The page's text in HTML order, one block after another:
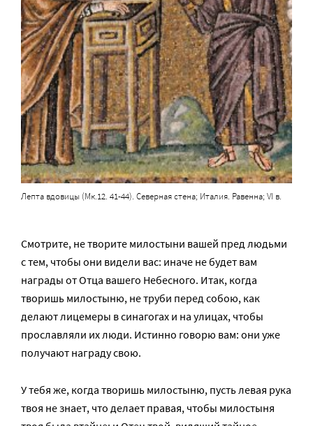
Лепта вдовицы (Мк.12. 41-44). Северная стена; Италия. Равенна; VI в.
Смотрите, не творите милостыни вашей пред людьми
с тем, чтобы они видели вас: иначе не будет вам
награды от Отца вашего Небесного. Итак, когда
творишь милостыню, не труби перед собою, как
делают лицемеры в синагогах и на улицах, чтобы
прославляли их люди. Истинно говорю вам: они уже
получают награду свою.
У тебя же, когда творишь милостыню, пусть левая рука
твоя не знает, что делает правая, чтобы милостыня